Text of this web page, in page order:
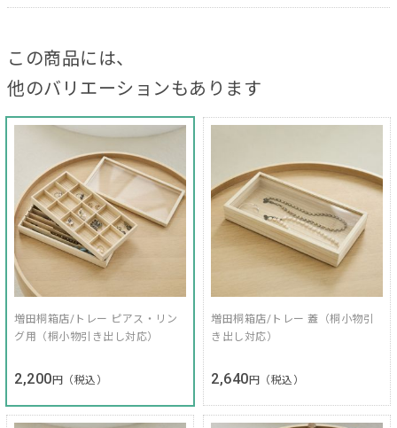
この商品には、
他のバリエーションもあります
増田桐箱店/トレー ピアス・リン
グ用（桐小物引き出し対応）
2,200 円（税込）
増田桐箱店/トレー 蓋（桐小物引
き出し対応）
2,640 円（税込）